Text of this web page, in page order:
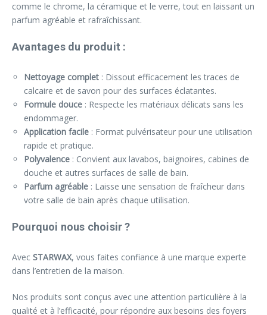
comme le chrome, la céramique et le verre, tout en laissant un
parfum agréable et rafraîchissant.
Avantages du produit :
Nettoyage complet : Dissout efficacement les traces de
calcaire et de savon pour des surfaces éclatantes.
Formule douce : Respecte les matériaux délicats sans les
endommager.
Application facile : Format pulvérisateur pour une utilisation
rapide et pratique.
Polyvalence : Convient aux lavabos, baignoires, cabines de
douche et autres surfaces de salle de bain.
Parfum agréable : Laisse une sensation de fraîcheur dans
votre salle de bain après chaque utilisation.
Pourquoi nous choisir ?
Avec STARWAX, vous faites confiance à une marque experte
dans l’entretien de la maison.
Nos produits sont conçus avec une attention particulière à la
qualité et à l’efficacité, pour répondre aux besoins des foyers